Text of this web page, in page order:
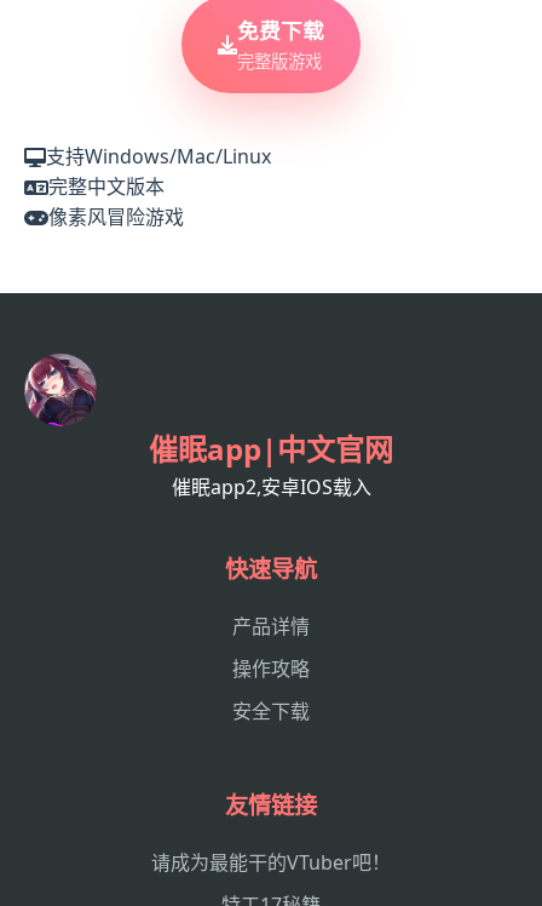
免费下载
完整版游戏
支持Windows/Mac/Linux
完整中文版本
像素风冒险游戏
催眠app|中文官网
催眠app2,安卓IOS载入
快速导航
产品详情
操作攻略
安全下载
友情链接
请成为最能干的VTuber吧！